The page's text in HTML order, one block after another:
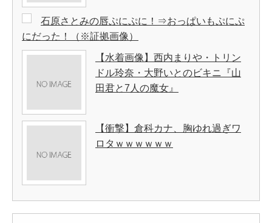
石原さとみの唇ぷにぷに！⇒おっぱいもぷにぷ
にだった！（※証拠画像）
【水着画像】西内まりや・トリン
ドル玲奈・大野いとのビキニ『山
田君と7人の魔女』
【衝撃】倉科カナ、胸ゆれ過ぎワ
ロタｗｗｗｗｗｗ